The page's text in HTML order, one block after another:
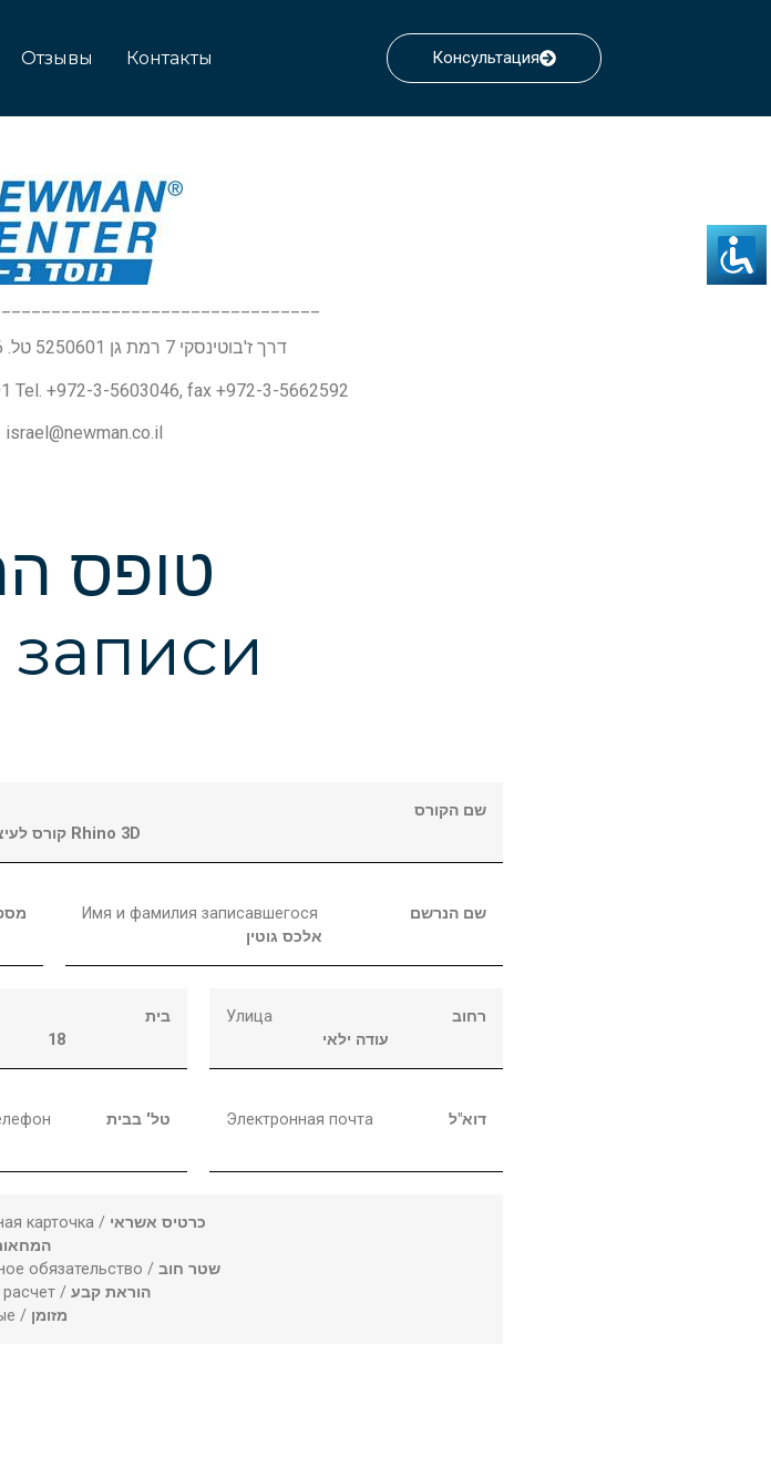
Отзывы Контакты Консультация
דרך ז'בוטינסקי 7 רמת גן 5250601 טל. 03-5603046, פקס 03-5662592
Tel. +972-3-5603046, fax +972-3-5662592
טופס
שם הקורס
קורס לעיצוב תכשיטים Rhino 3D
Имя и фамилия записавшегося
שם הנרשם
אלכס גוטין
בית
18
Улица
רחוב
עודה ילאי
טל' בבית Электронная почта דוא"ל
карточка / כרטיס אשראי
обязательство / שטר חוב
/ הוראת קבע
/ מזומן